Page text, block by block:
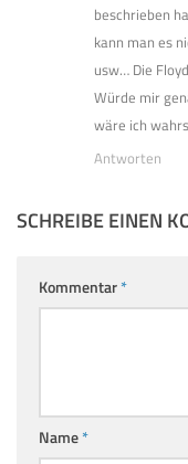
beschrieben
kann man es
usw… Die
Würde mir
wäre ich
Antworten
SCHREIBE EINEN
Kommentar*
Name*